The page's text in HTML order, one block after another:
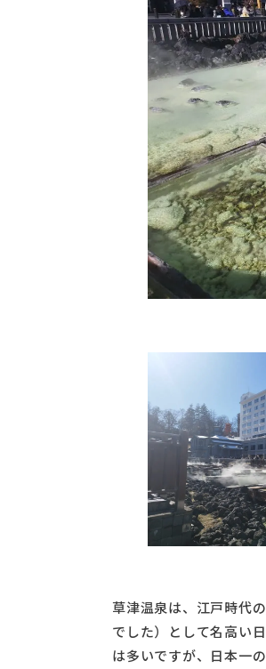
草津温泉は、江戸時代の
でした）として名高い
は多いですが、日本一